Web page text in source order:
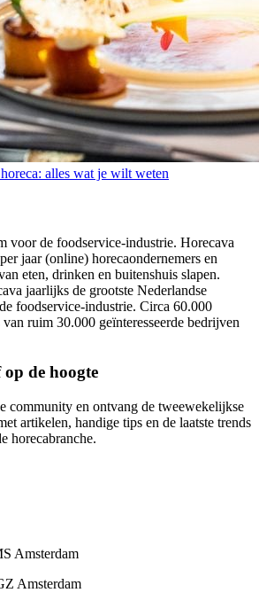
alles wat je wilt weten
voor de foodservice-industrie. Horecava
jaar (online) horecaondernemers en
eten, drinken en buitenshuis slapen.
jaarlijks de grootste Nederlandse
foodservice-industrie. Circa 60.000
ruim 30.000 geïnteresseerde bedrijven
de hoogte
community en ontvang de tweewekelijkse
artikelen, handige tips en de laatste trends
horecabranche.
Amsterdam
Amsterdam